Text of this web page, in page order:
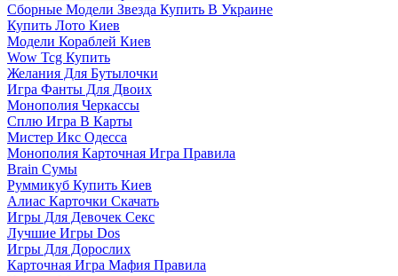
Сборные Модели Звезда Купить В Украине
Купить Лото Киев
Модели Кораблей Киев
Wow Tcg Купить
Желания Для Бутылочки
Игра Фанты Для Двоих
Монополия Черкассы
Сплю Игра В Карты
Мистер Икс Одесса
Монополия Карточная Игра Правила
Brain Сумы
Руммикуб Купить Киев
Алиас Карточки Скачать
Игры Для Девочек Секс
Лучшие Игры Dos
Игры Для Дорослих
Карточная Игра Мафия Правила